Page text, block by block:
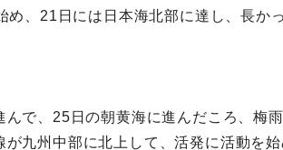
、21日には日本海北部に達し、長か
で、25日の朝黄海に進んだころ、梅
九州中部に北上して、活発に活動を